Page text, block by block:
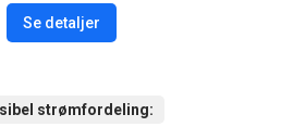
Se detaljer
strømfordeling